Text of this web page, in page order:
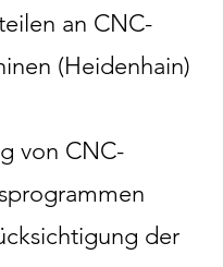
an CNC-
(Heidenhain)
von CNC-
der